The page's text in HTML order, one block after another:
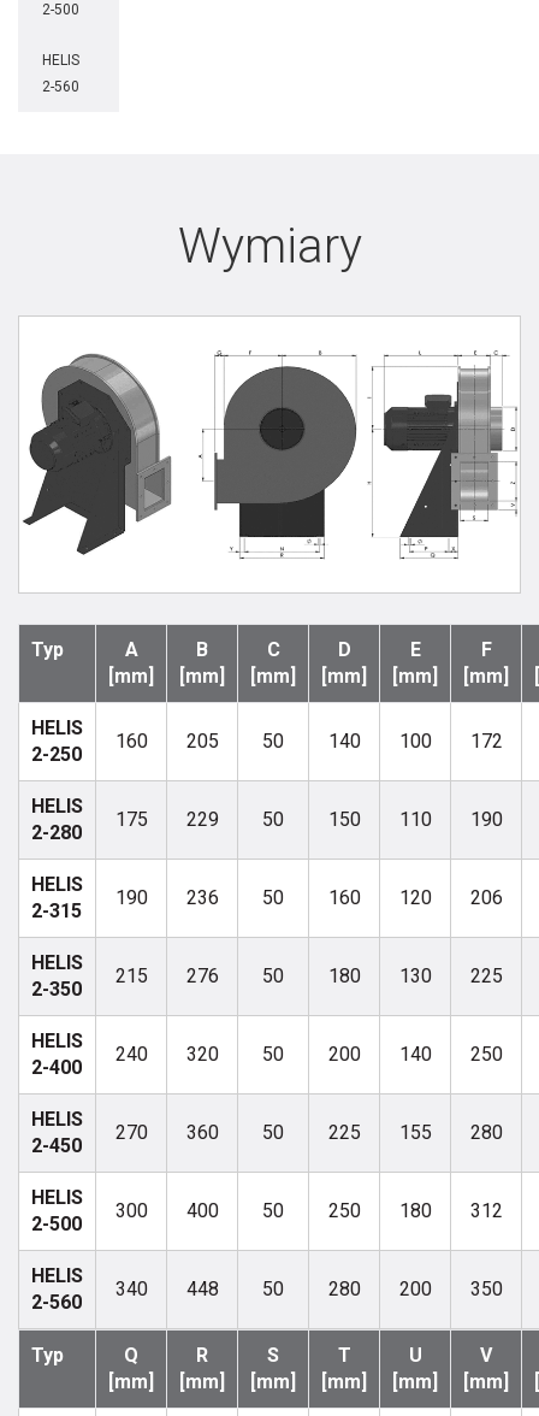
2-500
HELIS
2-560
Wymiary
Typ
A
[mm]
B
[mm]
C
[mm]
D
[mm]
E
[mm]
F
[mm]
HELIS
2-250
160 205 50 140 100 172
HELIS
2-280
175 229 50 150 110 190
HELIS
2-315
190 236 50 160 120 206
HELIS
2-350
215 276 50 180 130 225
HELIS
2-400
240 320 50 200 140 250
HELIS
2-450
270 360 50 225 155 280
HELIS
2-500
300 400 50 250 180 312
HELIS
2-560
340 448 50 280 200 350
Typ
Q
[mm]
R
[mm]
S
[mm]
T
[mm]
U
[mm]
V
[mm]